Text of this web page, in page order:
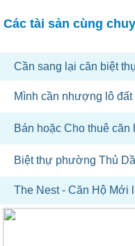
Các tài sản cùng
Cần sang lại căn biệt
Mình cần nhượng lô
Bán hoặc Cho thuê
Biệt thự phường Thủ
The Nest - Căn Hộ Mới